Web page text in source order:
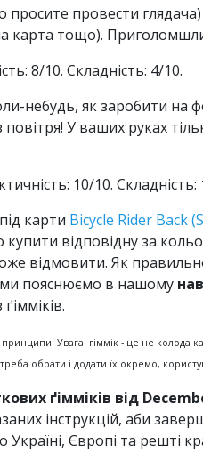
провести
карта тощо).
8/10. Складність: 4/10.
небудь, як заробити на
У ваших руках
10/10. Складність:
карти Bicycle Rider Back
відповідну за
відмовити. Як
пояснюємо в нашому
Увага: ґіммік - це не колода
обрати і додати їх окремо,
ґімміків від
інструкцій, аби
Європі та решті